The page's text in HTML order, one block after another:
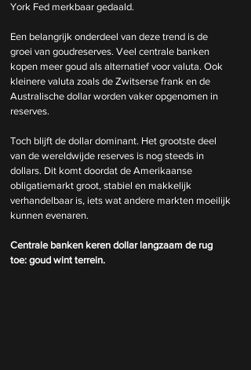
York Fed merkbaar gedaald.
Een belangrijk onderdeel van deze trend is de
groei van goudreserves. Veel centrale banken
kopen meer goud als alternatief voor valuta. Ook
kleinere valuta zoals de Zwitserse frank en de
Australische dollar worden vaker opgenomen in
reserves.
Toch blijft de dollar dominant. Het grootste deel
van de wereldwijde reserves is nog steeds in
dollars. Dit komt doordat de Amerikaanse
obligatiemarkt groot, stabiel en makkelijk
verhandelbaar is, iets wat andere markten moeilijk
kunnen evenaren.
Centrale banken keren dollar langzaam de rug
toe: goud wint terrein.